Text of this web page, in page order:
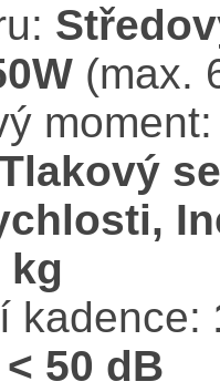
(max.
kg
kadence:
< 50 dB